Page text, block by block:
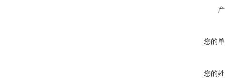
您的
您的